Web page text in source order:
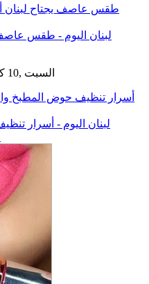
طقس عاصف يجتاح لبنان
GMT 07:05 2026 السبت ,10 كانون الثاني / يناير
أسرار تنظيف حوض المطبخ